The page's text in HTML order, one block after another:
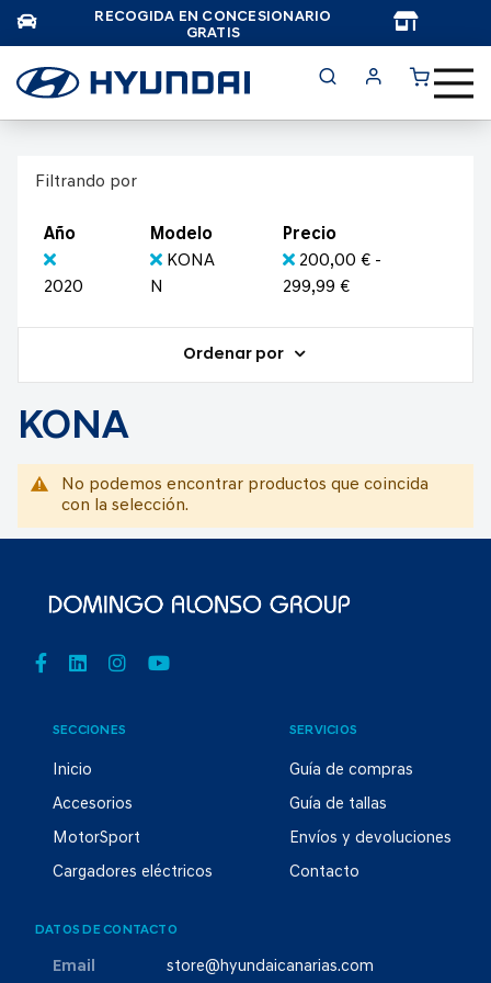
RECOGIDA EN CONCESIONARIO
GRATIS
Filtrando por
Año
2020
Modelo
KONA
N
Precio
200,00 € -
299,99 €
Ordenar por
KONA
No podemos encontrar productos que coincida
con la selección.
SECCIONES
Inicio
Accesorios
MotorSport
Cargadores eléctricos
SERVICIOS
Guía de compras
Guía de tallas
Envíos y devoluciones
Contacto
DATOS DE CONTACTO
Email store@hyundaicanarias.com